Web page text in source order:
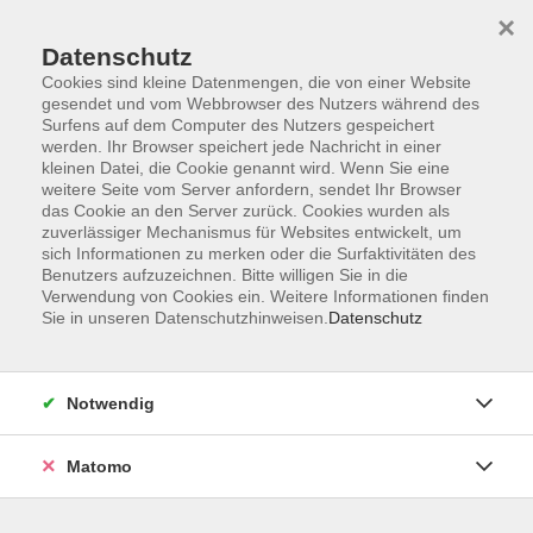
Zum Hauptinhalt springen
Der Kurs konnte nicht gefunden werden.
Volkshochschule Bad Reichenhall
Datenschutz
Cookies sind kleine Datenmengen, die von einer Website
gesendet und vom Webbrowser des Nutzers während des
Surfens auf dem Computer des Nutzers gespeichert
werden. Ihr Browser speichert jede Nachricht in einer
kleinen Datei, die Cookie genannt wird. Wenn Sie eine
weitere Seite vom Server anfordern, sendet Ihr Browser
das Cookie an den Server zurück. Cookies wurden als
zuverlässiger Mechanismus für Websites entwickelt, um
sich Informationen zu merken oder die Surfaktivitäten des
Benutzers aufzuzeichnen. Bitte willigen Sie in die
Verwendung von Cookies ein. Weitere Informationen finden
Sie in unseren Datenschutzhinweisen. Datenschutz
×
Notwendig
Matomo